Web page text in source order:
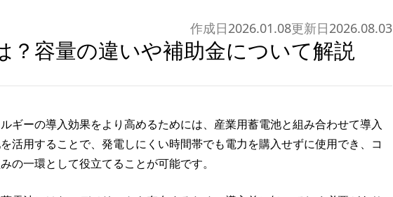
作成日2026.01.08更新日2026.08.03
？容量の違いや補助金について解説
ギーの導入効果をより高めるためには、産業用蓄電池と組み合わせて導入
活用することで、発電しにくい時間帯でも電力を購入せずに使用でき、コ
の一環として役立てることが可能です。